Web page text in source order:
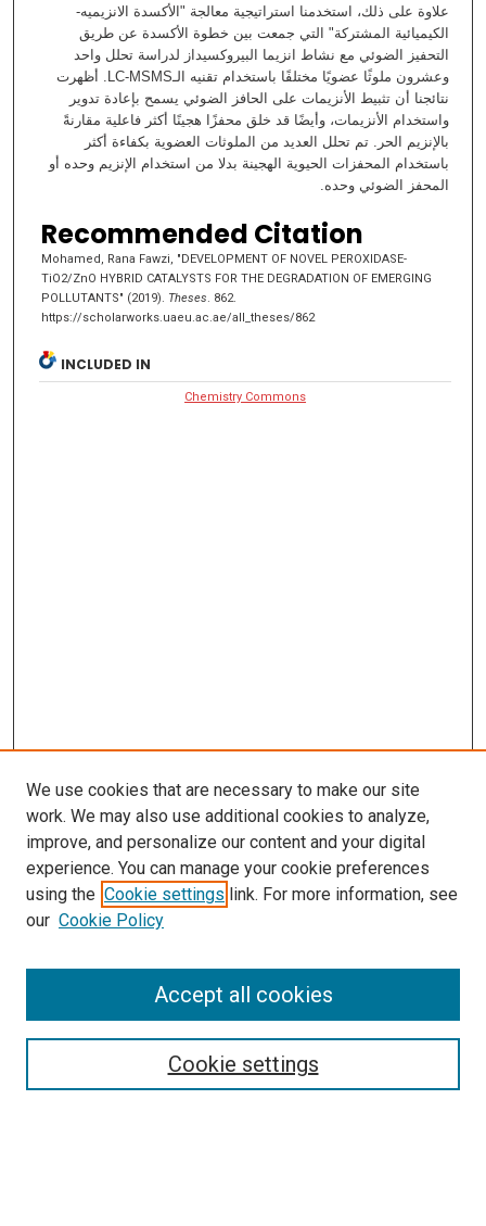
علاوة على ذلك، استخدمنا استراتيجية معالجة "الأكسدة الانزيميه-
الكيميائية المشتركة" التي جمعت بين خطوة الأكسدة عن طريق
التحفيز الضوئي مع نشاط انزيما البيروكسيداز لدراسة تحلل واحد
وعشرون ملوثًا عضويًا مختلفًا باستخدام تقنيه الـLC-MSMS. أظهرت
نتائجنا أن تثبيط الأنزيمات على الحافز الضوئي يسمح بإعادة تدوير
واستخدام الأنزيمات، وأيضًا قد خلق محفزًا هجينًا أكثر فاعلية مقارنةً
بالإنزيم الحر. تم تحلل العديد من الملوثات العضوية بكفاءة أكثر
باستخدام المحفزات الحيوية الهجينة بدلا من استخدام الإنزيم وحده أو
المحفز الضوئي وحده.
Recommended Citation
Mohamed, Rana Fawzi, "DEVELOPMENT OF NOVEL PEROXIDASE-
TiO2/ZnO HYBRID CATALYSTS FOR THE DEGRADATION OF EMERGING
POLLUTANTS" (2019). Theses. 862.
https://scholarworks.uaeu.ac.ae/all_theses/862
INCLUDED IN
Chemistry Commons
We use cookies that are necessary to make our site
work. We may also use additional cookies to analyze,
improve, and personalize our content and your digital
experience. You can manage your cookie preferences
using the Cookie settings link. For more information, see
our Cookie Policy
Cookie settings
Accept all cookies